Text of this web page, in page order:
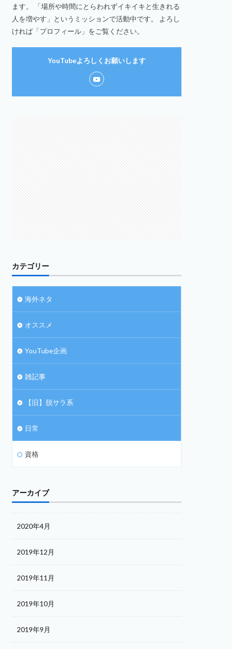
ます。 「場所や時間にとらわれずイキイキと生きれる
人を増やす」というミッションで活動中です。 よろし
ければ「プロフィール」をご覧ください。
YouTubeよろしくお願いします
カテゴリー
海外ネタ
オススメ
YouTube企画
雑記事
【旧】脱サラ系
日常
資格
アーカイブ
2020年4月
2019年12月
2019年11月
2019年10月
2019年9月